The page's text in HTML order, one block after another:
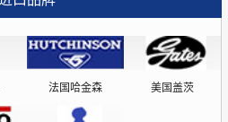
法国哈金森 美国盖茨